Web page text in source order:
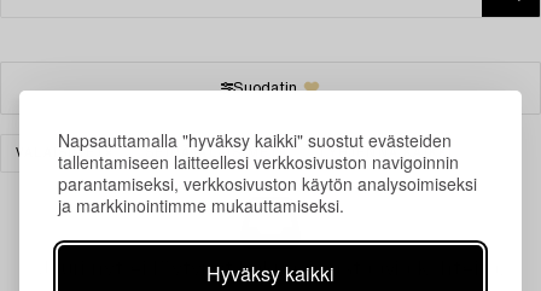
Napsauttamalla "hyväksy kaikki" suostut evästeiden
tallentamiseen laitteellesi verkkosivuston navigoinnin
parantamiseksi, verkkosivuston käytön analysoimiseksi
ja markkinointimme mukauttamiseksi.
Hyväksy kaikki
Suodatin
VALAISIMET SEINÄVALAISIMET
Juuri nyt ei löytynyt hakuasi vastaavia kohteita.